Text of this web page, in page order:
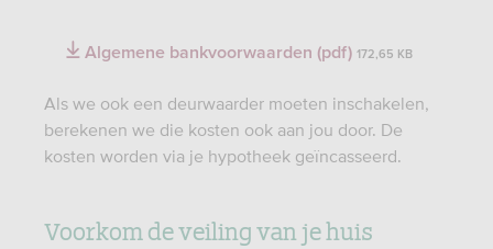
Algemene bankvoorwaarden (pdf) 172,65 KB
Als we ook een deurwaarder moeten inschakelen,
berekenen we die kosten ook aan jou door. De
kosten worden via je hypotheek geïncasseerd.
Voorkom de veiling van je huis